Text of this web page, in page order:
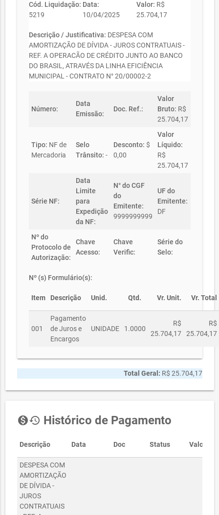
Cód. Liquidação:
5219
Data:
10/04/2025
Valor: R$
25.704,17
Descrição / Justificativa: DESPESA COM
AMORTIZAÇÃO DE DÍVIDA - JUROS CONTRATUAIS -
REF. A OPERACÃO DE CRÉDITO JUNTO AO BANCO
DO BRASIL, ATRAVÉS DA LINHA EFICIÊNCIA
MUNICIPAL - CONTRATO N° 20/00002-2
Número:
Data
Emissão:
Doc. Ref.:
Valor
Bruto: R$
25.704,17
Tipo: NF de
Mercadoria
Selo
Trânsito: -
Desconto: $
0,00
Valor
Líquido:
R$
25.704,17
Série NF:
Data
Limite
para
Expedição
da NF:
N° do CGF
do
Emitente:
9999999999
UF do
Emitente:
DF
Nº do
Protocolo de
Autorização:
Chave
Acesso:
Chave
Verific:
Série do
Selo:
Nº (s) Formulário(s):
Item Descrição Unid. Qtd. Vr. Unit. Vr. Total
001
Pagamento
de Juros e
Encargos
UNIDADE 1.0000
R$
25.704,17
R$
25.704,17
Total Geral: R$ 25.704,17
monetization_onhistory Histórico de Pagamento
Descrição Data Doc Status Valor
DESPESA COM
AMORTIZAÇÃO
DE DÍVIDA -
JUROS
CONTRATUAIS